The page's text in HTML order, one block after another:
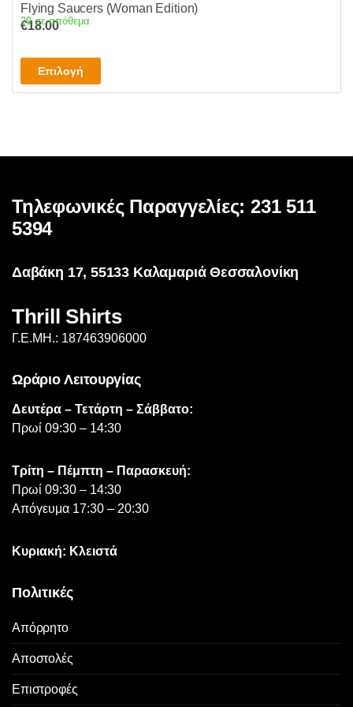
Flying Saucers (Woman Edition)
€18.00
29 σε απόθεμα
Επιλογή
το
παραλλαγές.
επιλογές
μπορούν
στη
του
προϊόντος
Τηλεφωνικές Παραγγελίες: 231 511
5394
Δαβάκη 17, 55133 Καλαμαριά Θεσσαλονίκη
Thrill Shirts
Γ.Ε.ΜΗ.: 187463906000
Ωράριο Λειτουργίας
Δευτέρα – Τετάρτη – Σάββατο:
Πρωί 09:30 – 14:30
Τρίτη – Πέμπτη – Παρασκευή:
Πρωί 09:30 – 14:30
Απόγευμα 17:30 – 20:30
Κυριακή: Κλειστά
Πολιτικές
Απόρρητο
Αποστολές
Επιστροφές